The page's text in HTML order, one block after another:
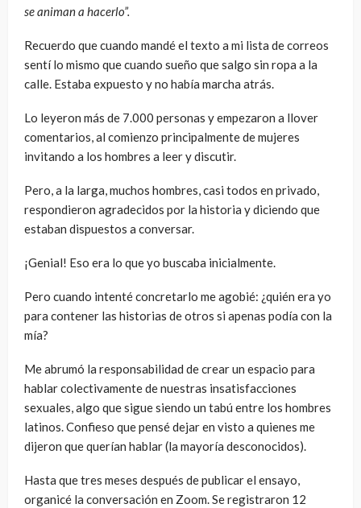
se animan a hacerlo”.
Recuerdo que cuando mandé el texto a mi lista de correos
sentí lo mismo que cuando sueño que salgo sin ropa a la
calle. Estaba expuesto y no había marcha atrás.
Lo leyeron más de 7.000 personas y empezaron a llover
comentarios, al comienzo principalmente de mujeres
invitando a los hombres a leer y discutir.
Pero, a la larga, muchos hombres, casi todos en privado,
respondieron agradecidos por la historia y diciendo que
estaban dispuestos a conversar.
¡Genial! Eso era lo que yo buscaba inicialmente.
Pero cuando intenté concretarlo me agobié: ¿quién era yo
para contener las historias de otros si apenas podía con la
mía?
Me abrumó la responsabilidad de crear un espacio para
hablar colectivamente de nuestras insatisfacciones
sexuales, algo que sigue siendo un tabú entre los hombres
latinos. Confieso que pensé dejar en visto a quienes me
dijeron que querían hablar (la mayoría desconocidos).
Hasta que tres meses después de publicar el ensayo,
organicé la conversación en Zoom. Se registraron 12